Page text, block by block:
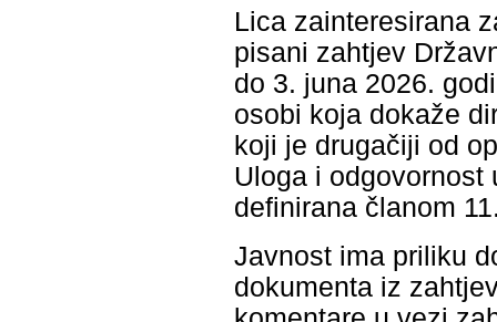
Lica zainteresirana
pisani zahtjev
do 3. juna 2026.
osobi koja dokaže
koji je drugačiji od
Uloga i
definirana članom
Javnost ima priliku
dokumenta iz